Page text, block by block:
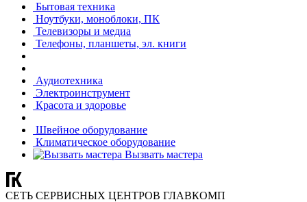
Бытовая техника
Ноутбуки, моноблоки, ПК
Телевизоры и медиа
Телефоны, планшеты, эл. книги
Аудиотехника
Электроинструмент
Красота и здоровье
Швейное оборудование
Климатическое оборудование
Вызвать мастера
СЕТЬ СЕРВИСНЫХ ЦЕНТРОВ ГЛАВКОМП